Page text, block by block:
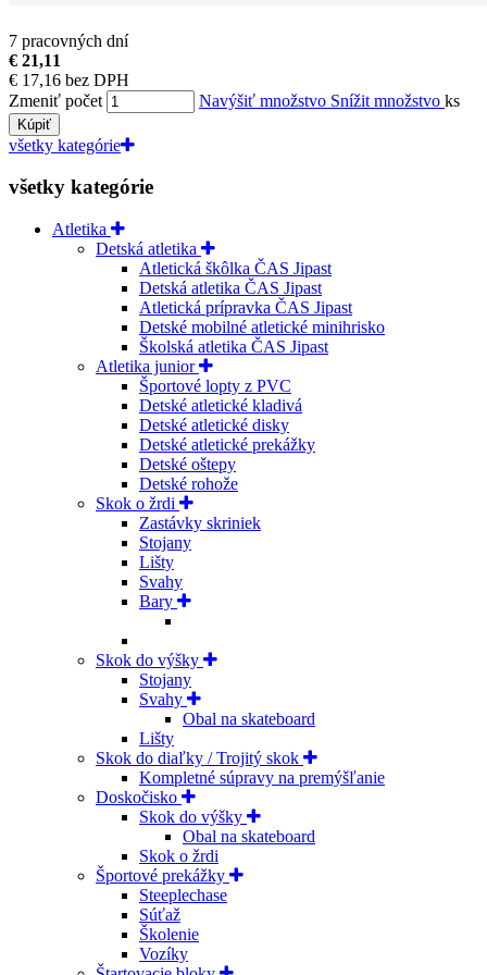
7 pracovných dní
€ 21,11
€ 17,16 bez DPH
Zmeniť počet
Navýšiť množstvo Snížit množstvo ks
Kúpiť
všetky kategórie
všetky kategórie
Atletika
Detská atletika
Atletická škôlka ČAS Jipast
Detská atletika ČAS Jipast
Atletická prípravka ČAS Jipast
Detské mobilné atletické minihrisko
Školská atletika ČAS Jipast
Atletika junior
Športové lopty z PVC
Detské atletické kladivá
Detské atletické disky
Detské atletické prekážky
Detské oštepy
Detské rohože
Skok o žrdi
Zastávky skriniek
Stojany
Lišty
Svahy
Bary
Skok do výšky
Stojany
Svahy
Obal na skateboard
Lišty
Skok do diaľky / Trojitý skok
Kompletné súpravy na premýšľanie
Doskočisko
Skok do výšky
Obal na skateboard
Skok o žrdi
Športové prekážky
Steeplechase
Súťaž
Školenie
Vozíky